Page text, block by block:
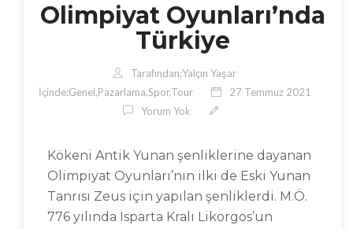
Olimpiyat Oyunları’nda
Türkiye
Tarafından:Yalçın Yaşar
İçinde:Genel,Pazarlama,Spor,Tour
27 Temmuz 2021
Yorum Yok
Kökeni Antik Yunan şenliklerine dayanan
Olimpiyat Oyunları’nın ilki de Eski Yunan
Tanrısı Zeus için yapılan şenliklerdi. M.Ö.
776 yılında Isparta Kralı Likorgos’un